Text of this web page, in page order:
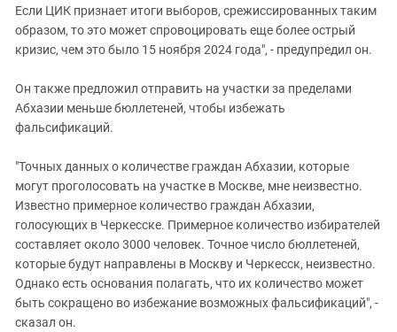
Если ЦИК признает итоги выборов, срежиссированных таким
образом, то это может спровоцировать еще более острый
кризис, чем это было 15 ноября 2024 года", - предупредил он.
Он также предложил отправить на участки за пределами
Абхазии меньше бюллетеней, чтобы избежать
фальсификаций.
"Точных данных о количестве граждан Абхазии, которые
могут проголосовать на участке в Москве, мне неизвестно.
Известно примерное количество граждан Абхазии,
голосующих в Черкесске. Примерное количество избирателей
составляет около 3000 человек. Точное число бюллетеней,
которые будут направлены в Москву и Черкесск, неизвестно.
Однако есть основания полагать, что их количество может
быть сокращено во избежание возможных фальсификаций", -
сказал он.